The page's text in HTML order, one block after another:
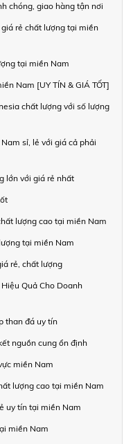
chóng, giao hàng tận nơi
rẻ chất lượng tại miền
tại miền Nam
Nam [UY TÍN & GIÁ TỐT]
chất lượng với số lượng
sỉ, lẻ với giá cả phải
lớn với giá rẻ nhất
lượng cao tại miền Nam
tại miền Nam
rẻ, chất lượng
Quả Cho Doanh
than đá uy tín
nguồn cung ổn định
miền Nam
lượng cao tại miền Nam
uy tín tại miền Nam
miền Nam